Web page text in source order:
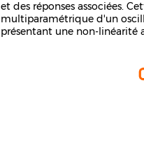
et des réponses associées.
multiparamétrique d'un
présentant une non-linéarité